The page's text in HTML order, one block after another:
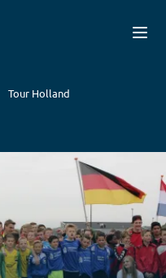
Tour Holland